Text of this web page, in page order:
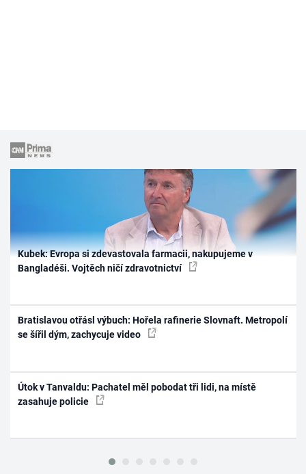
Kubek: Evropa si zdevastovala farmacii, nakupujeme v
Bangladéši. Vojtěch ničí zdravotnictví
Bratislavou otřásl výbuch: Hořela rafinerie Slovnaft. Metropolí
se šířil dým, zachycuje video
Útok v Tanvaldu: Pachatel měl pobodat tři lidi, na místě
zasahuje policie